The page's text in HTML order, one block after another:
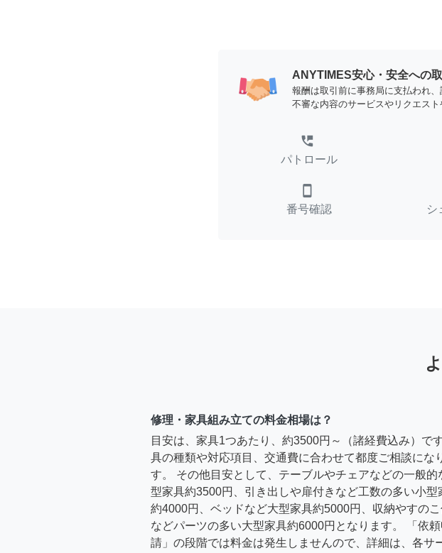
ANYTIMES安心・安全への
報酬は取引前に事務局に支払われ
不審な内容のサービスやリクエス
perm_phone_msg
パトロール
smartphone
番号確認 シ
修理・家具組み立ての料金相場は？
目安は、家具1つあたり、約3500円～（諸経費込み）で
具の種類や対応項目、交通費に合わせて都度ご相談にな
す。 その他目安として、テーブルやチェアなどの一般的
型家具約3500円、引き出しや扉付きなど工数の多い小型
約4000円、ベッドなど大型家具約5000円、収納やすのこ
などパーツの多い大型家具約6000円となります。 「依頼
請」の段階では料金は発生しませんので、詳細は、各サ